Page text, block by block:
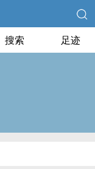
搜索 足迹